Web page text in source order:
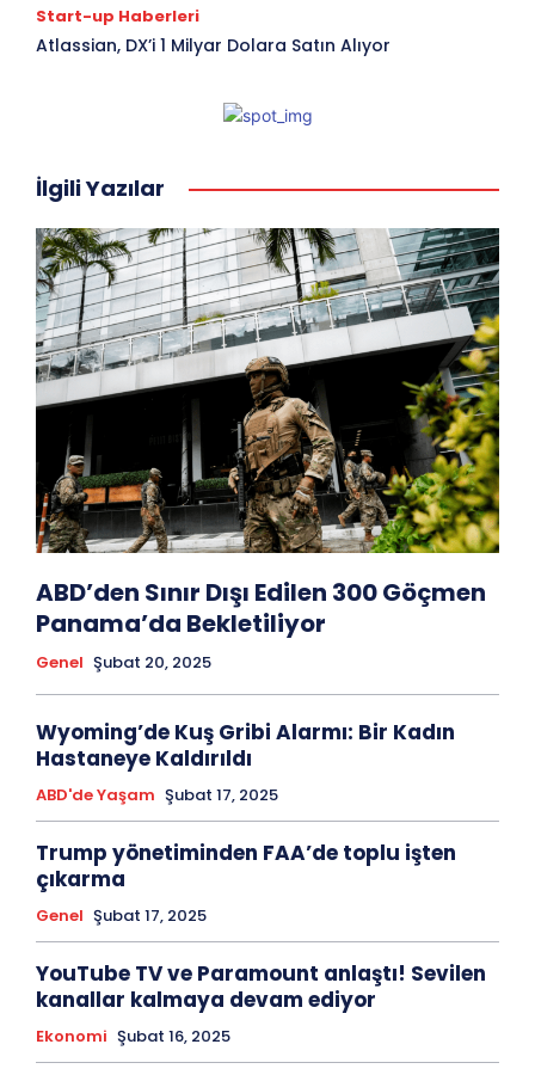
Start-up Haberleri
Atlassian, DX’i 1 Milyar Dolara Satın Alıyor
İlgili Yazılar
ABD’den Sınır Dışı Edilen 300 Göçmen
Panama’da Bekletiliyor
Genel Şubat 20, 2025
Wyoming’de Kuş Gribi Alarmı: Bir Kadın
Hastaneye Kaldırıldı
ABD'de Yaşam Şubat 17, 2025
Trump yönetiminden FAA’de toplu işten
çıkarma
Genel Şubat 17, 2025
YouTube TV ve Paramount anlaştı! Sevilen
kanallar kalmaya devam ediyor
Ekonomi Şubat 16, 2025